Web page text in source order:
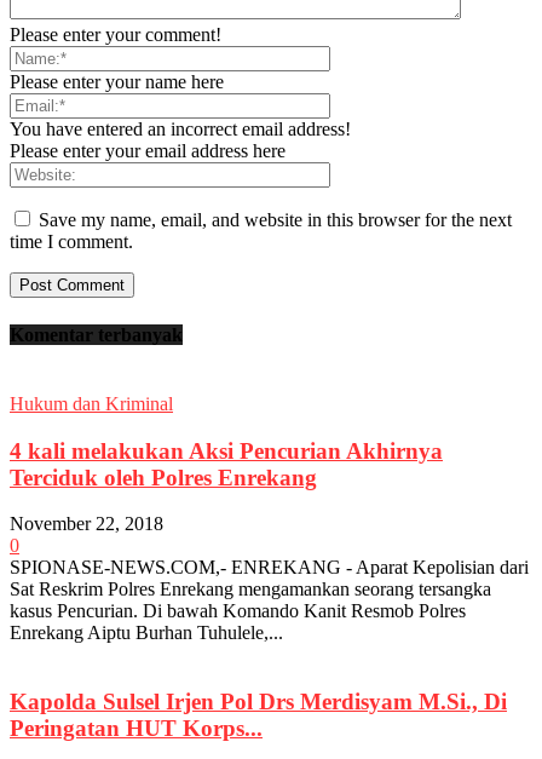
Please enter your comment!
Please enter your name here
You have entered an incorrect email address!
Please enter your email address here
Save my name, email, and website in this browser for the next
time I comment.
Komentar terbanyak
Hukum dan Kriminal
4 kali melakukan Aksi Pencurian Akhirnya
Terciduk oleh Polres Enrekang
November 22, 2018
0
SPIONASE-NEWS.COM,- ENREKANG - Aparat Kepolisian dari
Sat Reskrim Polres Enrekang mengamankan seorang tersangka
kasus Pencurian. Di bawah Komando Kanit Resmob Polres
Enrekang Aiptu Burhan Tuhulele,...
Kapolda Sulsel Irjen Pol Drs Merdisyam M.Si., Di
Peringatan HUT Korps...